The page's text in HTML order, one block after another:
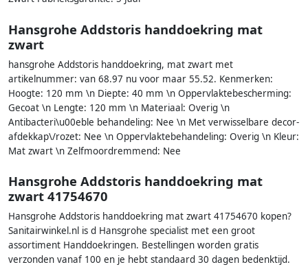
Hansgrohe Addstoris handdoekring mat
zwart
hansgrohe Addstoris handdoekring, mat zwart met
artikelnummer: van 68.97 nu voor maar 55.52. Kenmerken:
Hoogte: 120 mm \n Diepte: 40 mm \n Oppervlaktebescherming:
Gecoat \n Lengte: 120 mm \n Materiaal: Overig \n
Antibacteri\u00eble behandeling: Nee \n Met verwisselbare decor-
afdekkap\/rozet: Nee \n Oppervlaktebehandeling: Overig \n Kleur:
Mat zwart \n Zelfmoordremmend: Nee
Hansgrohe Addstoris handdoekring mat
zwart 41754670
Hansgrohe Addstoris handdoekring mat zwart 41754670 kopen?
Sanitairwinkel.nl is d Hansgrohe specialist met een groot
assortiment Handdoekringen. Bestellingen worden gratis
verzonden vanaf 100 en je hebt standaard 30 dagen bedenktijd.